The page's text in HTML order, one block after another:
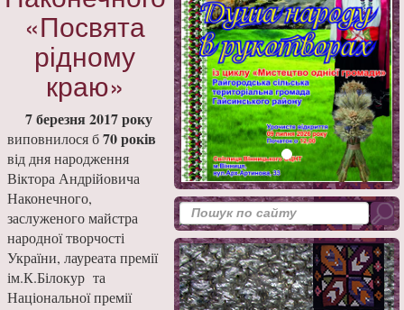
«Посвята
рідному
краю»
7 березня 2017 року
виповнилося б70 років
від дня народження
Віктора Андрійовича
Наконечного,
заслуженого майстра
народної творчості
України, лауреата премії
ім.К.Білокур та
Національної премії